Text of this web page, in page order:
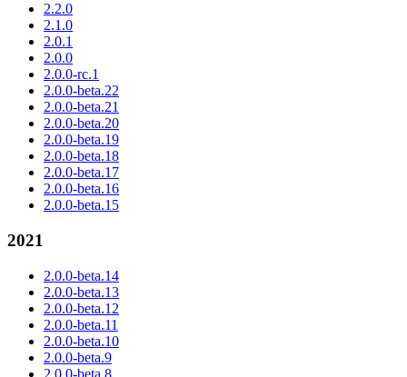
2.2.0
2.1.0
2.0.1
2.0.0
2.0.0-rc.1
2.0.0-beta.22
2.0.0-beta.21
2.0.0-beta.20
2.0.0-beta.19
2.0.0-beta.18
2.0.0-beta.17
2.0.0-beta.16
2.0.0-beta.15
2021
2.0.0-beta.14
2.0.0-beta.13
2.0.0-beta.12
2.0.0-beta.11
2.0.0-beta.10
2.0.0-beta.9
2.0.0-beta.8